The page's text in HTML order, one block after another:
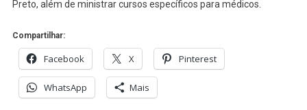
Preto, além de ministrar cursos específicos para médicos.
Compartilhar:
Facebook X Pinterest
WhatsApp Mais